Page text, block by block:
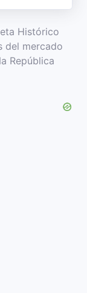
Histórico
del mercado
República